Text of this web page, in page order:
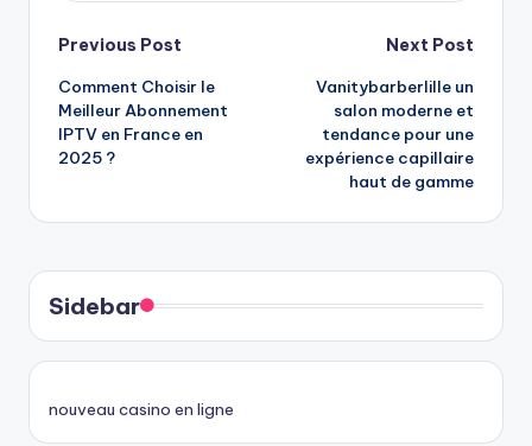
Post
navigation
Previous Post
Comment Choisir le
Meilleur Abonnement
IPTV en France en
2025 ?
Next Post
Vanitybarberlille un
salon moderne et
tendance pour une
expérience capillaire
haut de gamme
Sidebar
nouveau casino en ligne